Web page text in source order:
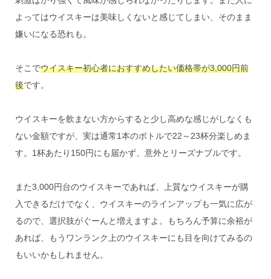
よってはウイスキーは美味しくないと感じてしまい、そのまま
嫌いになる恐れも。
そこでウイスキー初心者におすすめしたい価格帯が3,000円前
後です。
ウイスキーを飲まない方からすると少し高めな感じがしなくも
ない金額ですが、実は通常1本のボトルで22～23杯分楽しめま
す。1杯あたり150円にも届かず、意外とリーズナブルです。
また3,000円台のウイスキーであれば、上質なウイスキーが購
入できるだけでなく、ウイスキーのラインアップも一気に広が
るので、選択肢がぐーんと増えますよ。もちろん予算に余裕が
あれば、もうワンランク上のウイスキーにも目を向けてみるの
もいいかもしれません。